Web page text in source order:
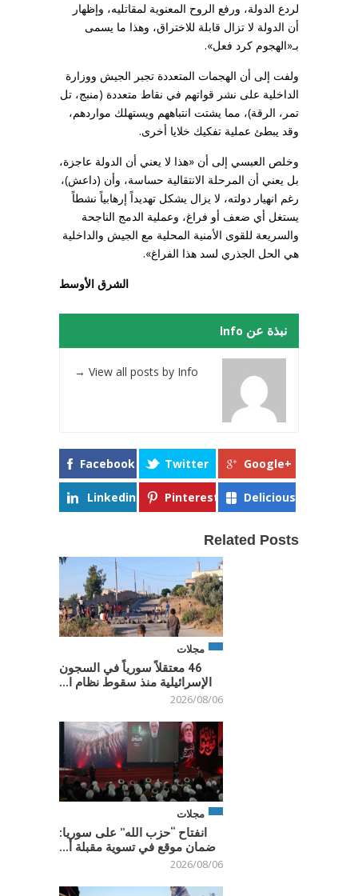
لردع الدولة، ورفع الروح المعنوية لمقاتليه، وإظهار
أن الدولة لا تزال قابلة للاختراق، وهذا ما يسمى
بـ«الهجوم كرد فعل».
ولفت إلى أن الهجمات المتعددة تجبر الجيش ووزارة
الداخلية على نشر قواتهم في نقاط متعددة (منبج، تل
تمر، الرقة)، مما يشتت انتباههم ويستهلك مواردهم،
وقد يبطئ عملية تفكيك خلايا أخرى.
وخلص العبسي إلى أن «هذا لا يعني أن الدولة عاجزة،
بل يعني أن المرحلة الانتقالية حساسة، وأن (داعش)،
رغم انهيار دولته، لا يزال يشكل تهديداً إرهابياً نشطاً
يستغل أي ضعف أو فراغ، وعملية الدمج الناجحة
والسريعة للقوى الأمنية المحلية مع الجيش والداخلية
هي الحل الجذري لسد هذا الفراغ».
الشرق الأوسط
نبذة عن Info
View all posts by Info
→
Facebook Twitter Google+
Linkedin Pinterest Delicious
Related Posts
مجلات
46 معتقلاً سورياً في السجون
الإسرائيلية منذ سقوط نظام ا...
2026/08/06
مجلات
انفتاح “حزب الله” على سوريا:
ضمان موقع في تسوية مقبلة أ...
2026/08/06